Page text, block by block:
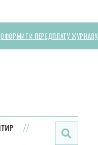
ОФОРМИТИ ПЕРЕДПЛАТУ ЖУРНАЛУ